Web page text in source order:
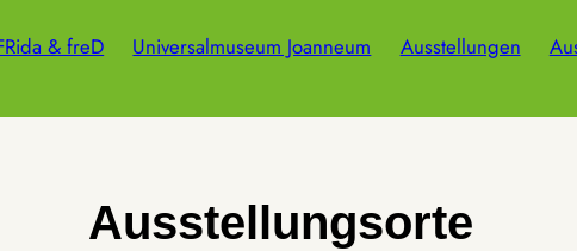
& freD Universalmuseum Joanneum Ausstellungen
Ausstellungsorte